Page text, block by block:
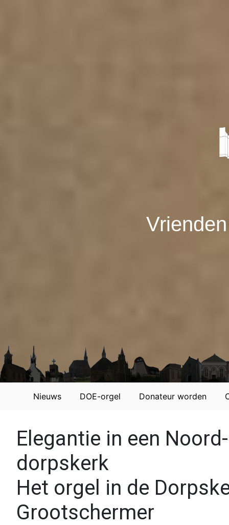
Nieuws DOE-orgel Donateur worden
Elegantie in een
dorpskerk
Het orgel in de
Grootschermer